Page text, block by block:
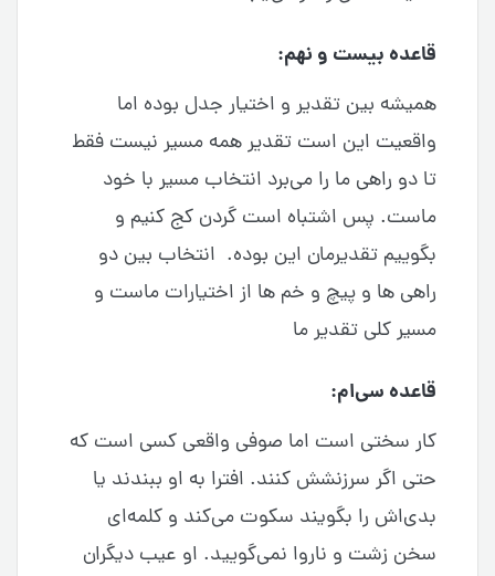
قاعده بیست و نهم:
همیشه بین تقدیر و اختیار جدل بوده اما
واقعیت این است تقدیر همه مسیر نیست فقط
تا دو راهی ما را می‌برد انتخاب مسیر با خود
ماست. پس اشتباه است گردن کج کنیم و
بگوییم تقدیرمان این بوده. انتخاب بین دو
راهی ها و پیچ و خم ها از اختیارات ماست و
مسیر کلی تقدیر ما
قاعده سی‌ام:
کار سختی است اما صوفی واقعی کسی است که
حتی اگر سرزنشش کنند. افترا به او ببندند یا
بدی‌اش را بگویند سکوت می‌کند و کلمه‌ای
سخن زشت و ناروا نمی‌گویید. او عیب دیگران